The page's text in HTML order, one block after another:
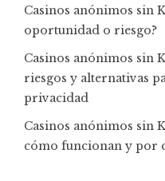
Casinos anónimos sin
oportunidad o riesgo?
Casinos anónimos sin
riesgos y alternativas
privacidad
Casinos anónimos sin
cómo funcionan y por